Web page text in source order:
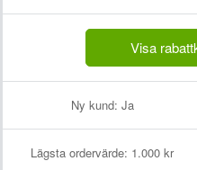
Visa
Ny kund: Ja
Lägsta ordervärde: 1.000 kr